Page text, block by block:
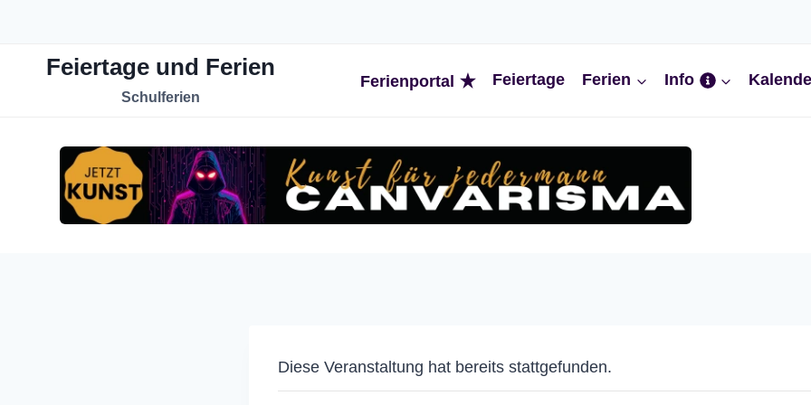
springenFeiertage und Ferien
Schulferien
Ferienportal Feiertage Ferien Info
Diese Veranstaltung hat bereits stattgefunden.